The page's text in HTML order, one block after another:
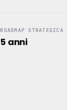
ROADMAP STRATEGICA
5 anni